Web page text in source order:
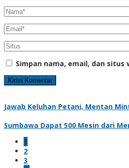
Simpan nama, email, dan
Jawab Keluhan Petani, Mentan
Sumbawa Dapat 500 Mesin dari
1
2
3